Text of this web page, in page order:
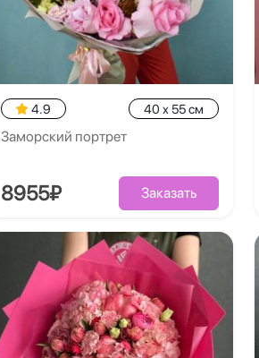
4.9 40 x 55 см
Заморский портрет
8955₽ Заказать